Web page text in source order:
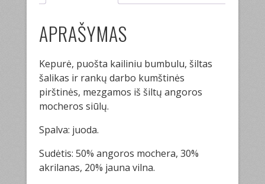
APRAŠYMAS
Kepurė, puošta kailiniu bumbulu, šiltas
šalikas ir rankų darbo kumštinės
pirštinės, mezgamos iš šiltų angoros
mocheros siūlų.
Spalva: juoda.
Sudėtis: 50% angoros mochera, 30%
akrilanas, 20% jauna vilna.